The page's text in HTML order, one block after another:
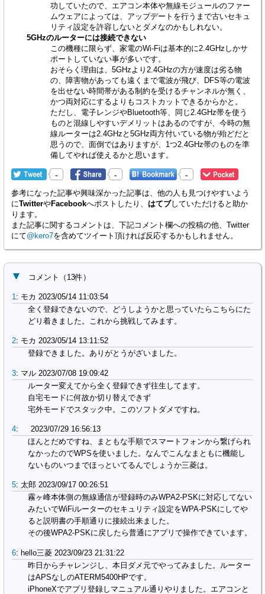
功していたので、エアコン本体や無線モジュールのファー
ムウェアによっては、アップデートを行うまで古いセキュ
リティ設定を許容しないとダメなのかもしれない。
5GHzのルーターには接続できない
この機種に限らず、家電のWi-Fiは基本的に2.4GHzしかサ
ポートしていない事が多いです。
おそらく理由は、5GHzより2.4GHzの方が速度は劣る物
の、障害物があっても遠くまで電波が飛び、DFS等の電波
を出せない時間帯がある制約を受けるチャンネルが無く、
かつ両対応にするよりもコストカットできるからかと。
ただし、電子レンジやBluetooth等、同じ2.4GHz帯を使う
ものと混線しやすいデメリットはあるのですが、今時の無
線ルーターは2.4GHzと5GHz両方付いている物が殆どだと
思うので、面倒ではありますが、1つ2.4GHz帯のものを準
備してやれば使えるかと思います。
- - -
参考になった記事や興味深かった記事は、他の人も見つけやすいよう
にTwitterやFacebookへポストしたり、 はてブしていただけると助か
ります。
また記事に関するコメントは、下記コメント欄への投稿の他、Twitter
にて@kero7を含めてツイート頂ければ反応するかもしれません。
コメント （ 13件）
1 : モカ 2023/05/14 11:03:54
全く登録できないので、どうしようかと思っていたらこちらにた
どり着きました。これから挑戦してみます。
2: モカ 2023/05/14 13:11:52
登録できました。ありがとうがざいました。
3: マル 2023/07/08 19:09:42
ルーター変えてから全く登録できず往生してます。
自宅モードに何故か切り替えできず
宅外モードでスタック中。このソフトダメですね。
4:
2023/07/29 16:56:13
ほんとだめですね、まともな手順でスマートフォンから繋げられ
なかったのでWPSを使いました。なんでこんなまともに機能し
ないものいつまでほっといてるんでしょうか三菱は。
5: 太郎 2023/09/17 00:26:51
霧ヶ峰本体側の無線通信が登録時のみWPA2-PSKに対応してない
みたいでWiFiルーターのセキュリティ設定をWPA-PSKにしてや
ると説明書の手順通りに接続出来ました。
その後WPA2-PSKに戻したら普通にアプリで操作できています。
6: hello三菱 2023/09/23 21:31:22
昨日からチャレンジし、本日ダメ元でやってみました。ルーター
はAPSなしのATERM5400HPです。
iPhoneXでアプリ登録しマニュアル通りやりました。エアコンと